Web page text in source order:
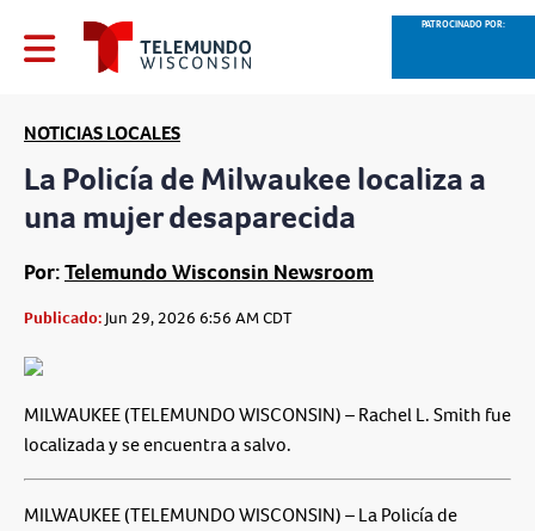
PATROCINADO POR:
NOTICIAS LOCALES
La Policía de Milwaukee localiza a
una mujer desaparecida
Por:Telemundo Wisconsin Newsroom
Publicado:Jun 29, 2026 6:56 AM CDT
MILWAUKEE (TELEMUNDO WISCONSIN) – Rachel L. Smith fue
localizada y se encuentra a salvo.
MILWAUKEE (TELEMUNDO WISCONSIN) – La Policía de